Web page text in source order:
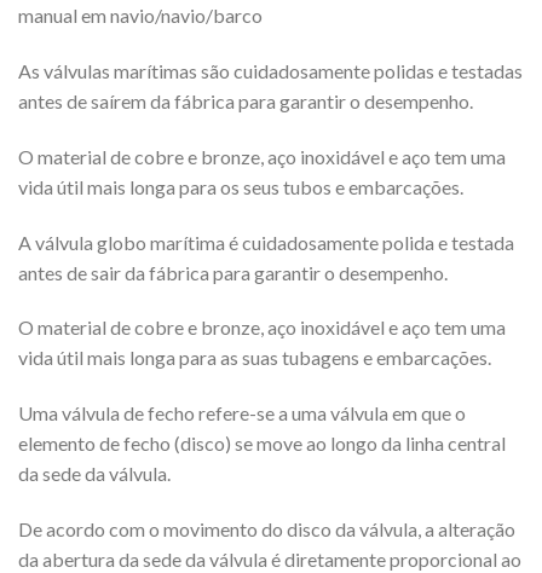
manual em navio/navio/barco
As válvulas marítimas são cuidadosamente polidas e testadas
antes de saírem da fábrica para garantir o desempenho.
O material de cobre e bronze, aço inoxidável e aço tem uma
vida útil mais longa para os seus tubos e embarcações.
A válvula globo marítima é cuidadosamente polida e testada
antes de sair da fábrica para garantir o desempenho.
O material de cobre e bronze, aço inoxidável e aço tem uma
vida útil mais longa para as suas tubagens e embarcações.
Uma válvula de fecho refere-se a uma válvula em que o
elemento de fecho (disco) se move ao longo da linha central
da sede da válvula.
De acordo com o movimento do disco da válvula, a alteração
da abertura da sede da válvula é diretamente proporcional ao